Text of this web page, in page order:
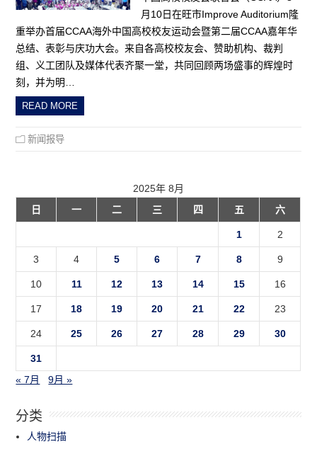
月10日在旺市Improve Auditorium隆
重举办首届CCAA海外中国高校校友运动会暨第二届CCAA嘉年华
总结、表彰与庆功大会。来自各高校校友会、赞助机构、裁判
组、义工团队及媒体代表齐聚一堂，共同回顾两场盛事的辉煌时
刻，并为明…
READ MORE
新闻报导
2025年 8月
日
一 二 三 四 五 六
1 2
3 4 5 6 7 8 9
10 11 12 13 14 15 16
17 18 19 20 21 22 23
24 25 26 27 28 29 30
31
« 7月
9月 »
分类
人物扫描